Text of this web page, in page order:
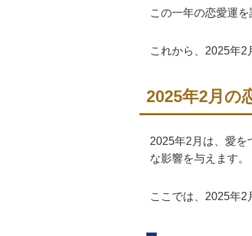
この一年の恋愛運
これから、2025年2
2025年2月の
2025年2月は、愛を
な影響を与えます。
ここでは、2025年2